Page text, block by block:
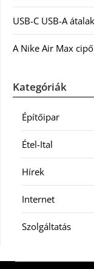
USB-C USB-A
A Nike Air Max
Kategóriák
Építőipar
Étel-Ital
Hírek
Internet
Szolgáltatás